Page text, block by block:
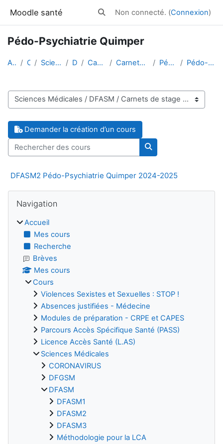
Moodle santé Activer/désactiver la saisie de
Non connecté. (Connexion)
Pédo-Psychiatrie Quimper
Accueil Cours Sciences Médicales DFASM Carnets de stage Carnets de stage 2024-2025 Pédo-Psychiatrie Pédo-Psychiatrie Quimper
Catégories de cours
Demander la création d’un cours
Rechercher des cours
Rechercher des
DFASM2 Pédo-Psychiatrie Quimper 2024-2025
Blocs
Navigation
Accueil
Mes cours
Recherche
Brèves
Mes cours
Cours
Violences Sexistes et Sexuelles : STOP !
Absences justifiées - Médecine
Modules de préparation - CRPE et CAPES
Parcours Accès Spécifique Santé (PASS)
Licence Accès Santé (L.AS)
Sciences Médicales
CORONAVIRUS
DFGSM
DFASM
DFASM1
DFASM2
DFASM3
Méthodologie pour la LCA